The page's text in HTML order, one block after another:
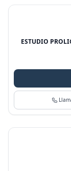
ESTUDIO